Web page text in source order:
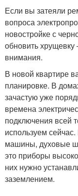
Если вы затеяли
вопроса
новостройке с
обновить хрущевку
внимания.
В новой квартире
планировке. В
зачастую уже
времена
подключения всей
используем
машины, духовые
это приборы
них нужно
заземлением.